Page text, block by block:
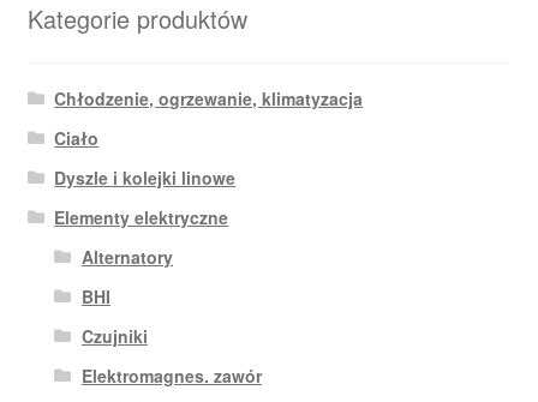
Kategorie produktów
Chłodzenie, ogrzewanie, klimatyzacja
Ciało
Dyszle i kolejki linowe
Elementy elektryczne
Alternatory
BHI
Czujniki
Elektromagnes. zawór